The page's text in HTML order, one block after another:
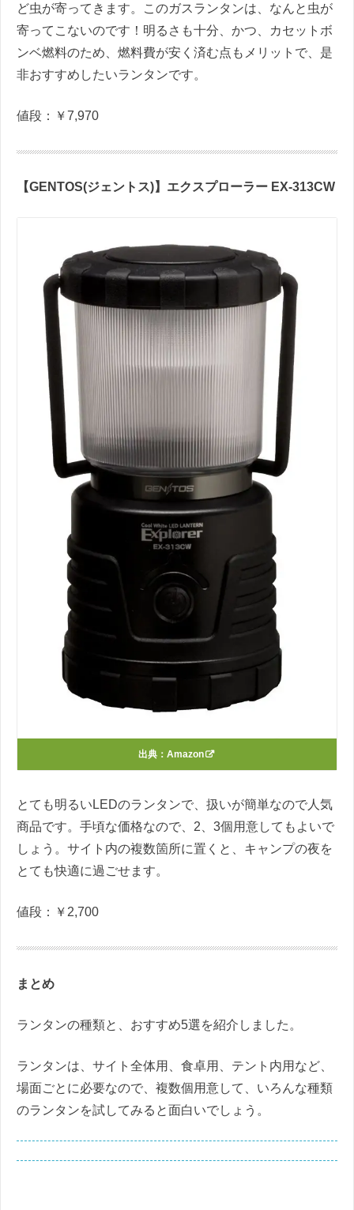
ど虫が寄ってきます。このガスランタンは、なんと虫が
寄ってこないのです！明るさも十分、かつ、カセットボ
ンベ燃料のため、燃料費が安く済む点もメリットで、是
非おすすめしたいランタンです。
値段：￥7,970
【GENTOS(ジェントス)】エクスプローラー EX-313CW
出典： Amazon
とても明るい LEDのランタンで、扱いが簡単なので人気
商品です。手頃な価格なので、 2 3個用意してもよいで
しょう。サイト内の複数箇所に置くと、キャンプの夜を
とても快適に過ごせます。
値段：￥ 2,700
まとめ
ランタンの種類と、おすすめ5選を紹介しました。
ランタンは、サイト全体用、食卓用、テント内用など、
場面ごとに必要なので、複数個用意して、いろんな種類
のランタンを試してみると面白いでしょう。